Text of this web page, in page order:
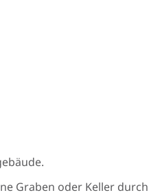
Graben oder Keller